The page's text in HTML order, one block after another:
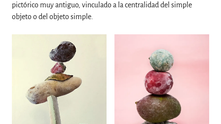
pictórico muy antiguo, vinculado a la centralidad del simple
objeto o del objeto simple.